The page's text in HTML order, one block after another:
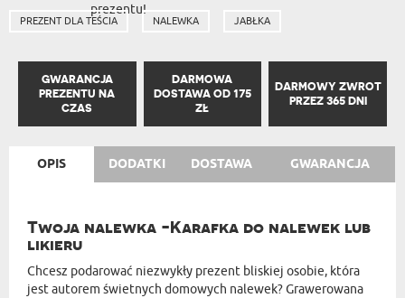
prezentu!
PREZENT DLA TEŚCIA NALEWKA JABŁKA
GWARANCJA
PREZENTU NA
CZAS
DARMOWA
DOSTAWA OD 175
ZŁ
DARMOWY ZWROT
PRZEZ 365 DNI
OPIS DODATKI DOSTAWA GWARANCJA
Twoja nalewka -Karafka do nalewek lub
likieru
Chcesz podarować niezwykły prezent bliskiej osobie, która
jest autorem świetnych domowych nalewek? Grawerowana